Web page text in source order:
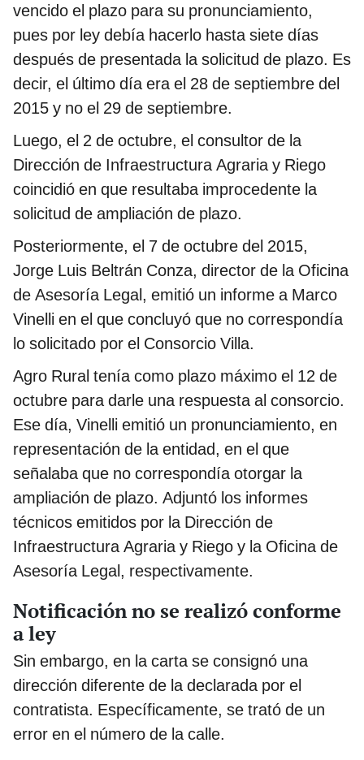
vencido el plazo para su pronunciamiento,
pues por ley debía hacerlo hasta siete días
después de presentada la solicitud de plazo. Es
decir, el último día era el 28 de septiembre del
2015 y no el 29 de septiembre.
Luego, el 2 de octubre, el consultor de la
Dirección de Infraestructura Agraria y Riego
coincidió en que resultaba improcedente la
solicitud de ampliación de plazo.
Posteriormente, el 7 de octubre del 2015,
Jorge Luis Beltrán Conza, director de la Oficina
de Asesoría Legal, emitió un informe a Marco
Vinelli en el que concluyó que no correspondía
lo solicitado por el Consorcio Villa.
Agro Rural tenía como plazo máximo el 12 de
octubre para darle una respuesta al consorcio.
Ese día, Vinelli emitió un pronunciamiento, en
representación de la entidad, en el que
señalaba que no correspondía otorgar la
ampliación de plazo. Adjuntó los informes
técnicos emitidos por la Dirección de
Infraestructura Agraria y Riego y la Oficina de
Asesoría Legal, respectivamente.
Notificación no se realizó conforme
a ley
Sin embargo, en la carta se consignó una
dirección diferente de la declarada por el
contratista. Específicamente, se trató de un
error en el número de la calle.